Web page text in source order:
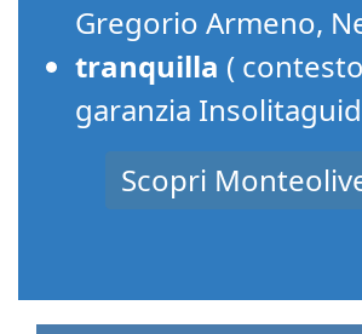
Gregorio Armeno,
tranquilla (
garanzia
Scopri